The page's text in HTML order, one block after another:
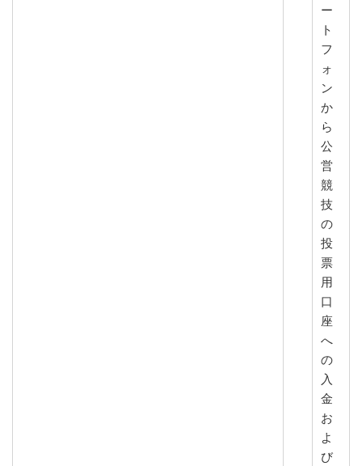
ー
ト
フ
ォ
ン
か
ら
公
営
競
技
の
投
票
用
口
座
へ
の
入
金
お
よ
び